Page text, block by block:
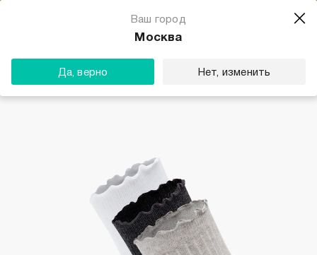
Ваш город
Москва
Да, верно Нет, изменить
Магазин одежды для тебя